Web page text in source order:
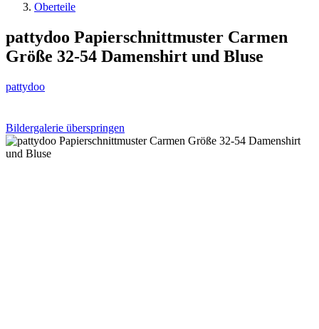
Oberteile
pattydoo Papierschnittmuster Carmen
Größe 32-54 Damenshirt und Bluse
pattydoo
Bildergalerie überspringen